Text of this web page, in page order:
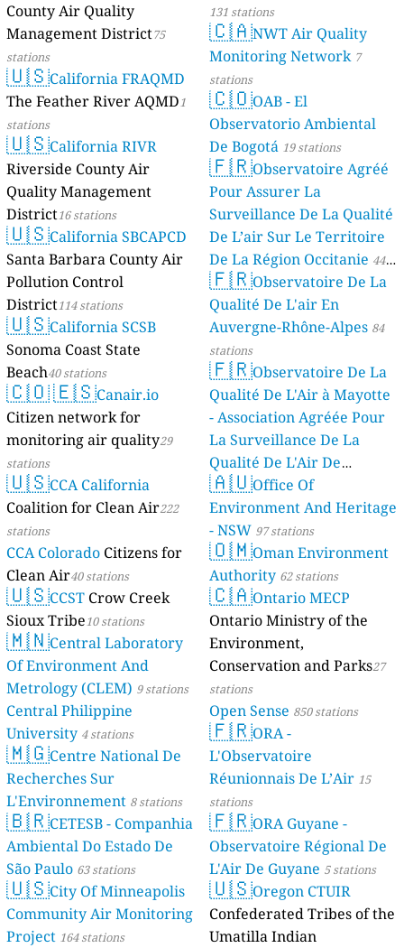
County Air Quality
Management District75
stations
🇺🇸California FRAQMD
The Feather River AQMD1
stations
🇺🇸California RIVR
Riverside County Air
Quality Management
District16 stations
🇺🇸California SBCAPCD
Santa Barbara County Air
Pollution Control
District114 stations
🇺🇸California SCSB
Sonoma Coast State
Beach40 stations
🇨🇴🇪🇸Canair.io
Citizen network for
monitoring air quality29
stations
🇺🇸CCA California
Coalition for Clean Air222
stations
CCA Colorado Citizens for
Clean Air40 stations
🇺🇸CCST Crow Creek
Sioux Tribe10 stations
🇲🇳Central Laboratory
Of Environment And
Metrology (CLEM) 9 stations
Central Philippine
University 4 stations
🇲🇬Centre National De
Recherches Sur
L'Environnement 8 stations
🇧🇷CETESB - Companhia
Ambiental Do Estado De
São Paulo 63 stations
🇺🇸City Of Minneapolis
Community Air Monitoring
Project 164 stations
131 stations
🇨🇦NWT Air Quality
Monitoring Network 7
stations
🇨🇴OAB - El
Observatorio Ambiental
De Bogotá 19 stations
🇫🇷Observatoire Agréé
Pour Assurer La
Surveillance De La Qualité
De L’air Sur Le Territoire
De La Région Occitanie 44
stations
🇫🇷Observatoire De La
Qualité De L'air En
Auvergne-Rhône-Alpes 84
stations
🇫🇷Observatoire De La
Qualité De L'Air à Mayotte
- Association Agréée Pour
La Surveillance De La
Qualité De L'Air De
Mayotte 4 stations
🇦🇺Office Of
Environment And Heritage
- NSW 97 stations
🇴🇲Oman Environment
Authority 62 stations
🇨🇦Ontario MECP
Ontario Ministry of the
Environment,
Conservation and Parks27
stations
Open Sense 850 stations
🇫🇷ORA -
L'Observatoire
Réunionnais De L’Air 15
stations
🇫🇷ORA Guyane -
Observatoire Régional De
L'Air De Guyane 5 stations
🇺🇸Oregon CTUIR
Confederated Tribes of the
Umatilla Indian